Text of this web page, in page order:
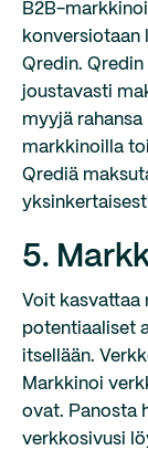
B2B-
konversiotaan
Qredin.
joustavasti
myyjä
markkinoilla
Qrediä
5.
Voit kasvattaa
potentiaaliset
itsellään.
Markkinoi
ovat. Panosta
verkkosivusi